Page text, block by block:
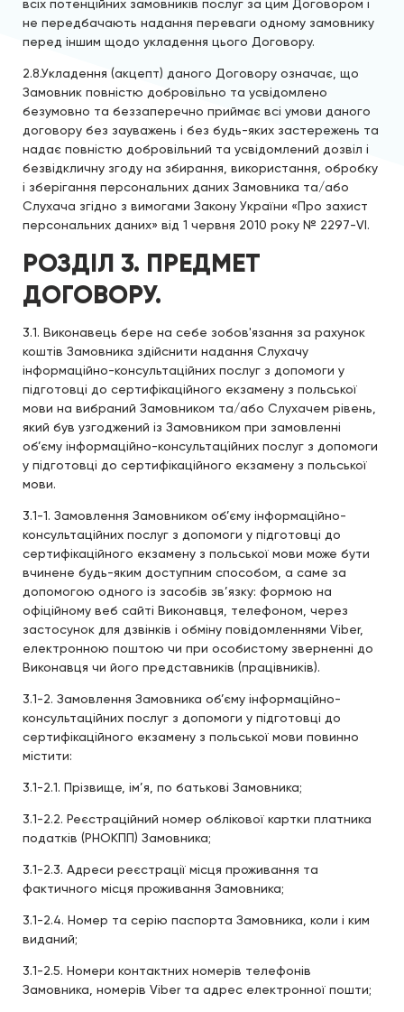
всіх потенційних замовників послуг за цим Договором і
не передбачають надання переваги одному замовнику
перед іншим щодо укладення цього Договору.
2.8.Укладення (акцепт) даного Договору означає, що
Замовник повністю добровільно та усвідомлено
безумовно та беззаперечно приймає всі умови даного
договору без зауважень і без будь-яких застережень та
надає повністю добровільний та усвідомлений дозвіл і
безвідкличну згоду на збирання, використання, обробку
і зберігання персональних даних Замовника та/або
Слухача згідно з вимогами Закону України «Про захист
персональних даних» від 1 червня 2010 року № 2297-VI.
РОЗДІЛ 3. ПРЕДМЕТ
ДОГОВОРУ.
3.1. Виконавець бере на себе зобов'язання за рахунок
коштів Замовника здійснити надання Слухачу
інформаційно-консультаційних послуг з допомоги у
підготовці до сертифікаційного екзамену з польської
мови на вибраний Замовником та/або Слухачем рівень,
який був узгоджений із Замовником при замовленні
об’єму інформаційно-консультаційних послуг з допомоги
у підготовці до сертифікаційного екзамену з польської
мови.
3.1-1. Замовлення Замовником об’єму інформаційно-
консультаційних послуг з допомоги у підготовці до
сертифікаційного екзамену з польської мови може бути
вчинене будь-яким доступним способом, а саме за
допомогою одного із засобів зв’язку: формою на
офіційному веб сайті Виконавця, телефоном, через
застосунок для дзвінків і обміну повідомленнями Viber,
електронною поштою чи при особистому зверненні до
Виконавця чи його представників (працівників).
3.1-2. Замовлення Замовника об’єму інформаційно-
консультаційних послуг з допомоги у підготовці до
сертифікаційного екзамену з польської мови повинно
містити:
3.1-2.1. Прізвище, ім’я, по батькові Замовника;
3.1-2.2. Реєстраційний номер облікової картки платника
податків (РНОКПП) Замовника;
3.1-2.3. Адреси реєстрації місця проживання та
фактичного місця проживання Замовника;
3.1-2.4. Номер та серію паспорта Замовника, коли і ким
виданий;
3.1-2.5. Номери контактних номерів телефонів
Замовника, номерів Viber та адрес електронної пошти;